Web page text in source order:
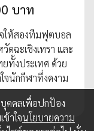
บาท
จให้สองทีมฟุตบอล
ดฉะเชิงเทรา และ
ทั้งประเทศ ด้วย
จนักกีฬาที่งดงาม
คคลเพื่อปกป้อง
าใจนโยบายความ